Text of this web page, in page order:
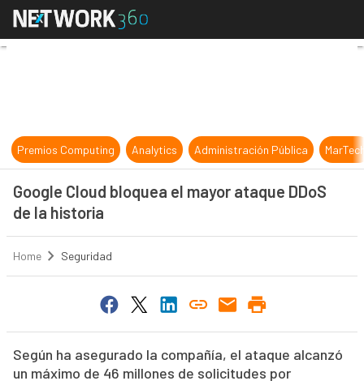
Google Cloud bloquea el mayor
Premios Computing Analytics Administración Pública
Google Cloud bloquea el mayor ataque DDoS
de la historia
Home Seguridad
Según ha asegurado la compañía, el ataque alcanzó
un máximo de 46 millones de solicitudes por